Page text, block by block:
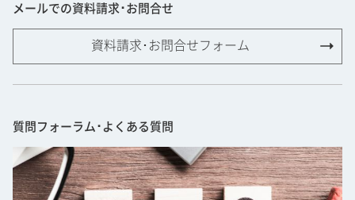
メールでの資料請求･お問合せ
資料請求･お問合せフォーム
質問フォーラム･よくある質問